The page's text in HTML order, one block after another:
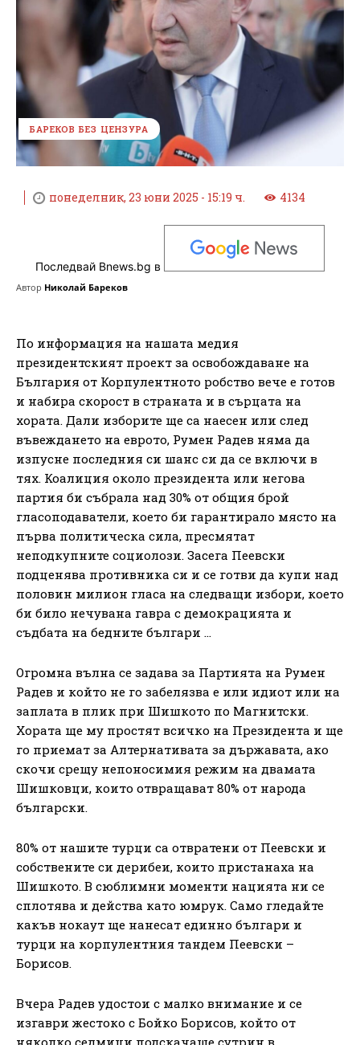
БАРЕКОВ БЕЗ ЦЕНЗУРА
понеделник, 23 юни 2025 - 15:19 ч. 4134
Последвай Bnews.bg в
Автор Николай Бареков
По информация на нашата медия
президентският проект за освобождаване на
България от Корпулентното робство вече е готов
и набира скорост в страната и в сърцата на
хората. Дали изборите ще са наесен или след
въвеждането на еврото, Румен Радев няма да
изпусне последния си шанс си да се включи в
тях. Коалиция около президента или негова
партия би събрала над 30% от общия брой
гласоподаватели, което би гарантирало място на
първа политическа сила, пресмятат
неподкупните социолози. Засега Пеевски
подценява противника си и се готви да купи над
половин милион гласа на следващи избори, което
би било нечувана гавра с демокрацията и
съдбата на бедните българи …
Огромна вълна се задава за Партията на Румен
Радев и който не го забелязва е или идиот или на
заплата в плик при Шишкото по Магнитски.
Хората ще му простят всичко на Президента и ще
го приемат за Алтернативата за държавата, ако
скочи срещу непоносимия режим на двамата
Шишковци, които отвращават 80% от народа
български.
80% от нашите турци са отвратени от Пеевски и
собствените си дерибеи, които пристанаха на
Шишкото. В сюблимни моменти нацията ни се
сплотява и действа като юмрук. Само гледайте
какъв нокаут ще нанесат единно българи и
турци на корпулентния тандем Пеевски –
Борисов.
Вчера Радев удостои с малко внимание и се
изгаври жестоко с Бойко Борисов, който от
няколко седмици подскачаше сутрин в